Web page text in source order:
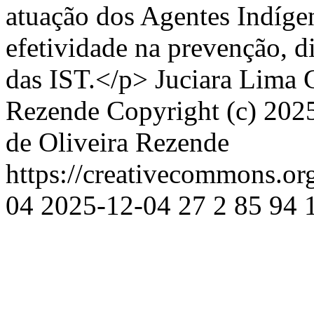
atuação dos Agentes
efetividade na prevenção,
das IST.</p> Juciara Lima
Rezende Copyright (c)
de Oliveira Rezende
https://
04 2025-12-04 27 2 85 94